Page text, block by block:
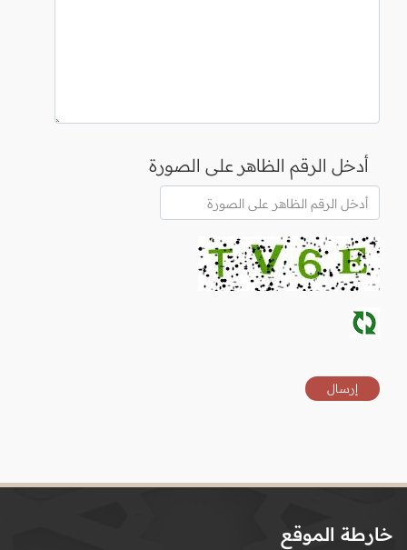
أدخل الرقم الظاهر على الصورة
خارطة الموقع